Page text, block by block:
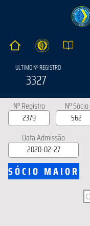
ULTIMO Nº REGISTRO
3327
Nº Registro Nº Sócio
Data Admissão
SÓCIO MAIOR